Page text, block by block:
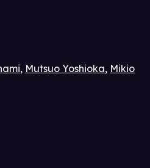
, Mutsuo Yoshioka, Mikio